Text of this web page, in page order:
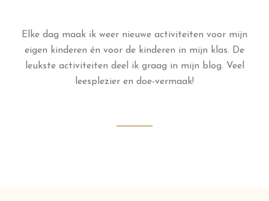
Elke dag maak ik weer nieuwe activiteiten voor mijn
eigen kinderen én voor de kinderen in mijn klas. De
leukste activiteiten deel ik graag in mijn blog. Veel
leesplezier en doe-vermaak!